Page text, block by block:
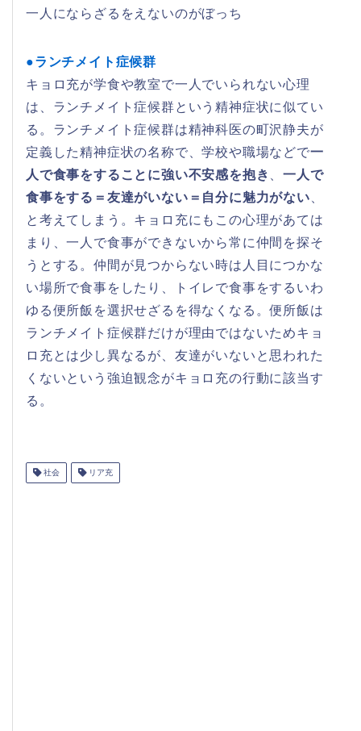
一人にならざるをえないのがぼっち
●ランチメイト症候群
キョロ充が学食や教室で一人でいられない心理
は、ランチメイト症候群という精神症状に似てい
る。ランチメイト症候群は精神科医の町沢静夫が
定義した精神症状の名称で、学校や職場などで一
人で食事をすることに強い不安感を抱き
、一人で
食事をする＝友達がいない＝自分に魅力がない
と考えてしまう。キョロ充にもこの心理があては
まり、一人で食事ができないから常に仲間を探そ
うとする。仲間が見つからない時は人目につかな
い場所で食事をしたり、トイレで食事をするいわ
ゆる便所飯を選択せざるを得なくなる。便所飯は
ランチメイト症候群だけが理由ではないためキョ
ロ充とは少し異なるが、友達がいないと思われた
くないという強迫観念がキョロ充の行動に該当す
る。
社会 リア充